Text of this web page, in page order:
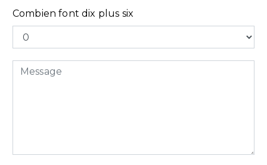
Combien font dix plus six